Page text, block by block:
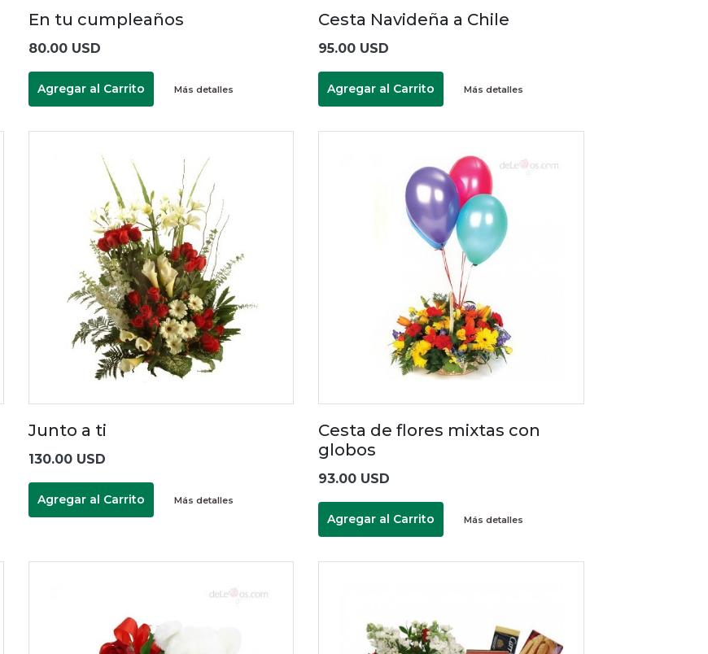
En tu cumpleaños
80.00 USD
Agregar al Carrito Más detalles
Cesta Navideña a Chile
95.00 USD
Agregar al Carrito Más detalles
Junto a ti
130.00 USD
Agregar al Carrito Más detalles
Cesta de flores mixtas con
globos
93.00 USD
Agregar al Carrito Más detalles